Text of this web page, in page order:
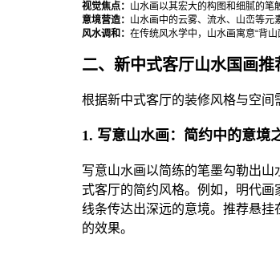
视觉焦点： 山水画以其宏大的构图和细腻的笔
意境营造： 山水画中的云雾、流水、山峦等元
风水调和： 在传统风水学中，山水画寓意“背
二、新中式客厅山水国画推
根据新中式客厅的装修风格与空间
1. 写意山水画：简约中的意境
写意山水画以简练的笔墨勾勒出
式客厅的简约风格。例如，明代
线条传达出深远的意境。推荐悬
的效果。